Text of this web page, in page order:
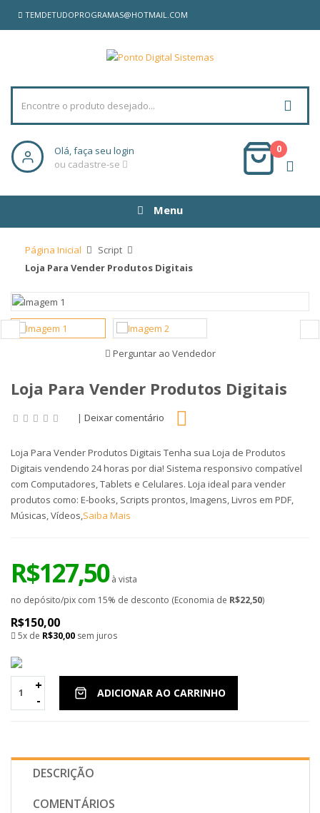
TEMDETUDOPROGRAMAS@HOTMAIL.COM
Olá, faça seu login
ou cadastre-se
0
Menu
Página Inicial
Script
Loja Para Vender Produtos Digitais
Perguntar ao Vendedor
Loja Para Vender Produtos Digitais
| Deixar comentário
Loja Para Vender Produtos Digitais Tenha sua Loja de Produtos
Digitais vendendo 24 horas por dia! Sistema responsivo compatível
com Computadores, Tablets e Celulares. Loja ideal para vender
produtos como: E-books, Scripts prontos, Imagens, Livros em PDF,
Músicas, Vídeos,Saiba Mais
R$127,50à vista
no depósito/pix com 15% de desconto (Economia de R$22,50)
R$150,00
5x de R$30,00 sem juros
-
+ ADICIONAR AO CARRINHO
DESCRIÇÃO
COMENTÁRIOS